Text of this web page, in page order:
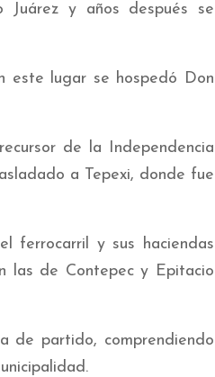
Juárez y años después se
este lugar se hospedó Don
de la Independencia
a Tepexi, donde fue
ferrocarril y sus haciendas
las de Contepec y Epitacio
de partido, comprendiendo